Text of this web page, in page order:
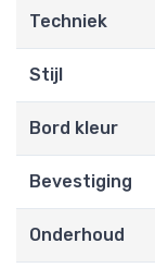
Techniek
Stijl
Bord kleur
Bevestiging
Onderhoud